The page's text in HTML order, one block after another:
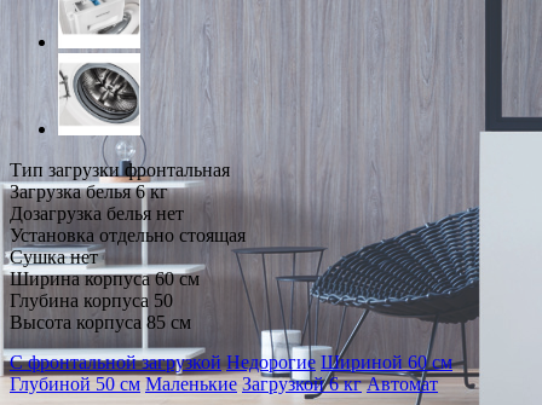
Тип загрузки фронтальная
Загрузка белья 6 кг
Дозагрузка белья нет
Установка отдельно стоящая
Сушка нет
Ширина корпуса 60 см
Глубина корпуса 50
Высота корпуса 85 см
С фронтальной загрузкой Недорогие Шириной 60 см
Глубиной 50 см Маленькие Загрузкой 6 кг Автомат